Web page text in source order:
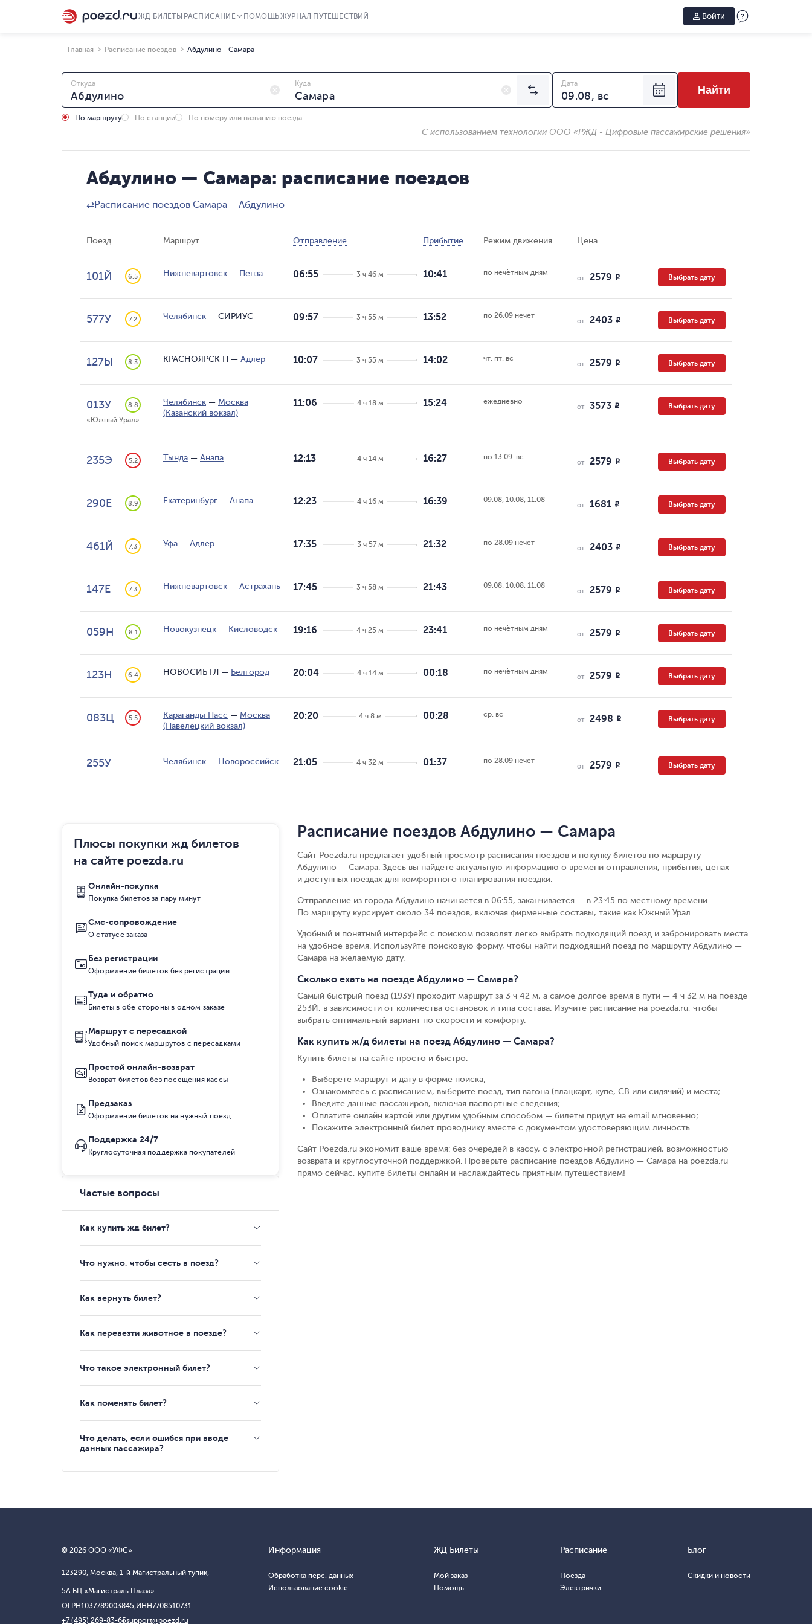
ЖД БИЛЕТЫ РАСПИСАНИЕ ПОМОЩЬЖУРНАЛ ПУТЕШЕСТВИЙ Войти
Главная Расписание поездов Абдулино - Самара
Откуда Куда
По маршруту По станции По номеру или названию поезда
Дата
Найти
С использованием технологии ООО «РЖД - Цифровые пассажирские решения»
Абдулино — Самара: расписание поездов
⇄Расписание поездов Самара – Абдулино
Поезд Маршрут Отправление Прибытие Режим движения Цена
101Й 6.5 Нижневартовск — Пенза 06:55 3 ч 46 м 10:41 по нечётным дням
от 2579 R Выбрать дату
577У 7.2 Челябинск — СИРИУС 09:57 3 ч 55 м 13:52 по 26.09 нечет
от 2403 R Выбрать дату
127Ы 8.3 КРАСНОЯРСК П — Адлер 10:07 3 ч 55 м 14:02 чт, пт, вс
от 2579 R Выбрать дату
013У 8.8
«Южный Урал»
Челябинск — Москва
(Казанский вокзал)
11:06 4 ч 18 м 15:24 ежедневно
от 3573 R Выбрать дату
235Э 5.2 Тында — Анапа 12:13 4 ч 14 м 16:27 по 13.09  вс
от 2579 R Выбрать дату
290Е 8.9 Екатеринбург — Анапа 12:23 4 ч 16 м 16:39 09.08, 10.08, 11.08
от 1681 R Выбрать дату
461Й 7.3 Уфа — Адлер 17:35 3 ч 57 м 21:32 по 28.09 нечет
от 2403 R Выбрать дату
147Е 7.3 Нижневартовск — Астрахань 17:45 3 ч 58 м 21:43 09.08, 10.08, 11.08
от 2579 R Выбрать дату
059Н 8.1 Новокузнецк — Кисловодск 19:16 4 ч 25 м 23:41 по нечётным дням
от 2579 R Выбрать дату
123Н 6.4 НОВОСИБ ГЛ — Белгород 20:04 4 ч 14 м 00:18 по нечётным дням
от 2579 R Выбрать дату
083Ц 5.5 Караганды Пасс — Москва
(Павелецкий вокзал)
20:20 4 ч 8 м 00:28 ср, вс
от 2498 R Выбрать дату
255У Челябинск — Новороссийск 21:05 4 ч 32 м 01:37 по 28.09 нечет
от 2579 R Выбрать дату
Расписание поездов Абдулино — Самара
Сайт Poezda.ru предлагает удобный просмотр расписания поездов и покупку билетов по маршруту
Абдулино — Самара. Здесь вы найдете актуальную информацию о времени отправления, прибытия, ценах
и доступных поездах для комфортного планирования поездки.
Отправление из города Абдулино начинается в 06:55, заканчивается — в 23:45 по местному времени.
По маршруту курсирует около 34 поездов, включая фирменные составы, такие как Южный Урал.
Удобный и понятный интерфейс с поиском позволят легко выбрать подходящий поезд и забронировать места
на удобное время. Используйте поисковую форму, чтобы найти подходящий поезд по маршруту Абдулино —
Самара на желаемую дату.
Сколько ехать на поезде Абдулино — Самара?
Самый быстрый поезд (193У) проходит маршрут за 3 ч 42 м, а самое долгое время в пути — 4 ч 32 м на поезде
253Й, в зависимости от количества остановок и типа состава. Изучите расписание на poezda.ru, чтобы
выбрать оптимальный вариант по скорости и комфорту.
Как купить ж/д билеты на поезд Абдулино — Самара?
Купить билеты на сайте просто и быстро:
Выберете маршрут и дату в форме поиска;
Ознакомьтесь с расписанием, выберите поезд, тип вагона (плацкарт, купе, СВ или сидячий) и места;
Введите данные пассажиров, включая паспортные сведения;
Оплатите онлайн картой или другим удобным способом — билеты придут на email мгновенно;
Покажите электронный билет проводнику вместе с документом удостоверяющим личность.
Сайт Poezda.ru экономит ваше время: без очередей в кассу, с электронной регистрацией, возможностью
возврата и круглосуточной поддержкой. Проверьте расписание поездов Абдулино — Самара на poezda.ru
прямо сейчас, купите билеты онлайн и наслаждайтесь приятным путешествием!
Плюсы покупки жд билетов
на сайте poezda.ru
Онлайн-покупка
Покупка билетов за пару минут
Смс-сопровождение
О статусе заказа
Без регистрации
Оформление билетов без регистрации
Туда и обратно
Билеты в обе стороны в одном заказе
Маршрут с пересадкой
Удобный поиск маршрутов с пересадками
Простой онлайн-возврат
Возврат билетов без посещения кассы
Предзаказ
Оформление билетов на нужный поезд
Поддержка 24/7
Круглосуточная поддержка покупателей
Частые вопросы
Как купить жд билет?
Что нужно, чтобы сесть в поезд?
Как вернуть билет?
Как перевезти животное в поезде?
Что такое электронный билет?
Как поменять билет?
Что делать, если ошибся при вводе
данных пассажира?
© 2026 ООО «УФС»
123290, Москва, 1-й Магистральный тупик,
5А БЦ «Магистраль Плаза»
ОГРН1037789003845;ИНН7708510731
+7 (495) 269-83-65support@poezd.ru
Информация
Обработка перс. данных
Использование cookie
ЖД Билеты
Мой заказ
Помощь
Расписание
Поезда
Электрички
Блог
Скидки и новости